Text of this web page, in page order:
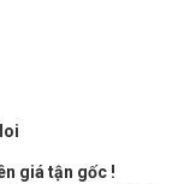
giá tận gốc !